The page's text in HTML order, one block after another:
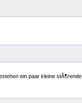
ein paar kleine